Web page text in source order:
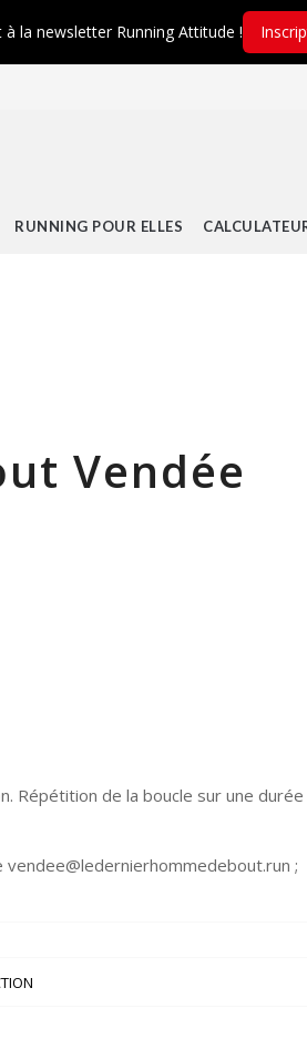
RUNNING POUR ELLES
Vendée
Répétition de la boucle sur une durée
;
la newsletter Running Attitude !